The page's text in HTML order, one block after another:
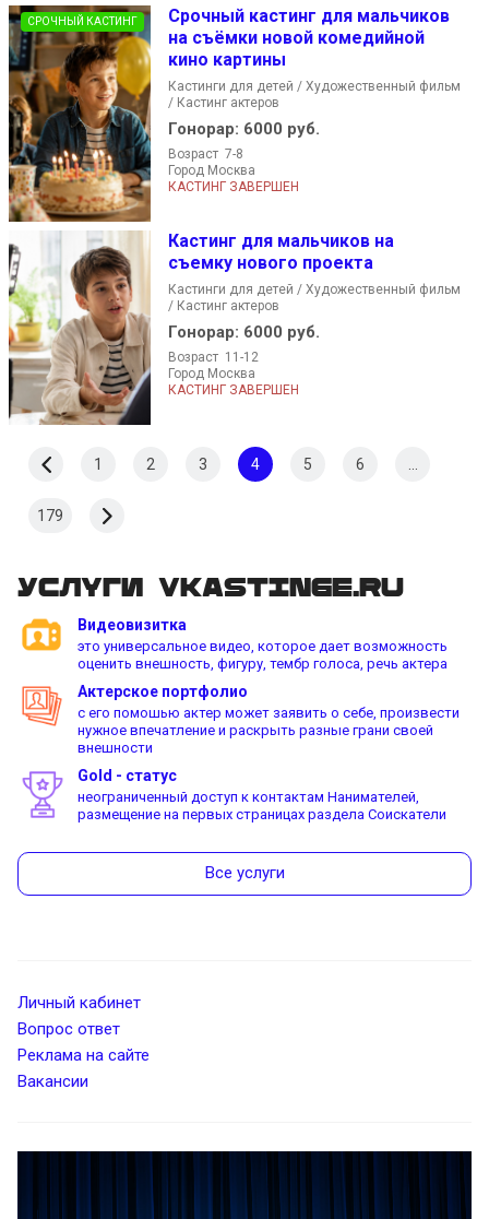
СРОЧНЫЙ КАСТИНГ
Срочный кастинг для мальчиков
на съёмки новой комедийной
кино картины
Кастинги для детей / Художественный фильм
/ Кастинг актеров
Гонорар: 6000 руб.
Возраст 7-8
Город Москва
КАСТИНГ ЗАВЕРШЕН
Кастинг для мальчиков на
съемку нового проекта
Кастинги для детей / Художественный фильм
/ Кастинг актеров
Гонорар: 6000 руб.
Возраст 11-12
Город Москва
КАСТИНГ ЗАВЕРШЕН
1 2 3 4 5 6
179
Услуги vkastinge.ru
Видеовизитка
это универсальное видео, которое дает возможность
оценить внешность, фигуру, тембр голоса, речь актера
Актерское портфолио
с его помошью актер может заявить о себе, произвести
нужное впечатление и раскрыть разные грани своей
внешности
Gold - статус
неограниченный доступ к контактам Нанимателей,
размещение на первых страницах раздела Соискатели
Все услуги
Личный кабинет
Вопрос ответ
Реклама на сайте
Вакансии